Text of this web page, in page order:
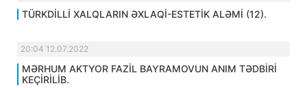
TÜRKDİLLİ XALQLARIN ƏXLAQİ-ESTETİK ALƏMİ (12).
20:04 12.07.2022
MƏRHUM AKTYOR FAZİL BAYRAMOVUN ANIM TƏDBİRİ
KEÇİRİLİB.